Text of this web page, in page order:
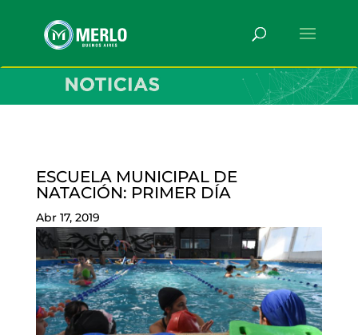
ESCUELA MUNICIPAL DE
NATACIÓN: PRIMER DÍA
Abr 17, 2019